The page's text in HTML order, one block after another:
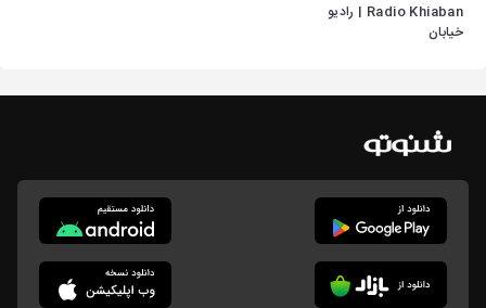
Radio Khiaban | رادیو
خیابان